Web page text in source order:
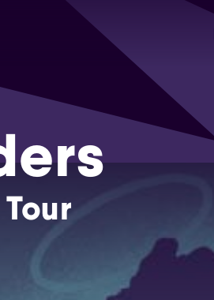
Skip navigatie